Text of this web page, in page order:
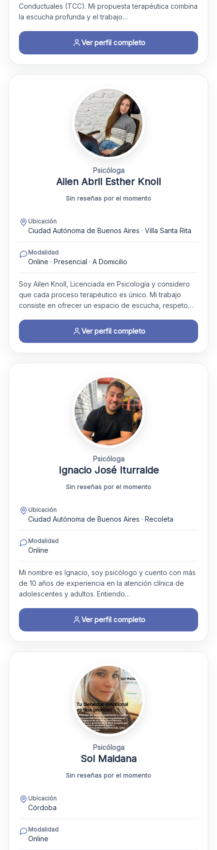
Conductuales (TCC). Mi propuesta terapéutica combina
la escucha profunda y el trabajo…
Ver perfil completo
Psicóloga
Ailen Abril Esther Knoll
Sin reseñas por el momento
Ubicación
Ciudad Autónoma de Buenos Aires · Villa Santa Rita
Modalidad
Online · Presencial · A Domicilio
Soy Ailen Knoll, Licenciada en Psicología y considero
que cada proceso terapéutico es único. Mi trabajo
consiste en ofrecer un espacio de escucha, respeto…
Ver perfil completo
Psicóloga
Ignacio José Iturralde
Sin reseñas por el momento
Ubicación
Ciudad Autónoma de Buenos Aires · Recoleta
Modalidad
Online
Mi nombre es Ignacio, soy psicólogo y cuento con más
de 10 años de experiencia en la atención clínica de
adolescentes y adultos. Entiendo…
Ver perfil completo
Psicóloga
Sol Maidana
Sin reseñas por el momento
Ubicación
Córdoba
Modalidad
Online